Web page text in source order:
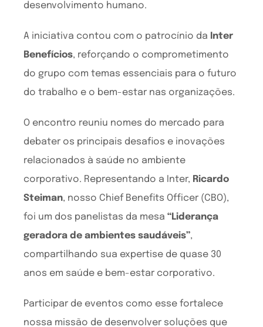
desenvolvimento humano.
A iniciativa contou com o patrocínio da Inter
Benefícios, reforçando o comprometimento
do grupo com temas essenciais para o futuro
do trabalho e o bem-estar nas organizações.
O encontro reuniu nomes do mercado para
debater os principais desafios e inovações
relacionados à saúde no ambiente
corporativo. Representando a Inter, Ricardo
Steiman, nosso Chief Benefits Officer (CBO),
foi um dos panelistas da mesa “Liderança
geradora de ambientes saudáveis”,
compartilhando sua expertise de quase 30
anos em saúde e bem-estar corporativo.
Participar de eventos como esse fortalece
nossa missão de desenvolver soluções que